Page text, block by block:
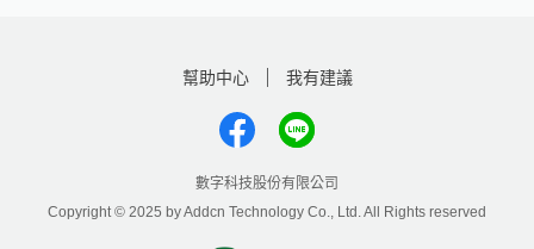
幫助中心 我有建議
數字科技股份有限公司
Copyright © 2025 by Addcn Technology Co., Ltd. All Rights reserved